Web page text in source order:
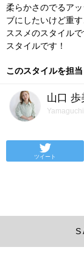
柔らかさのでるア
ブにしたいけど重
ススメのスタイル
スタイルです！
このスタイルを担
山口 歩
ツイート